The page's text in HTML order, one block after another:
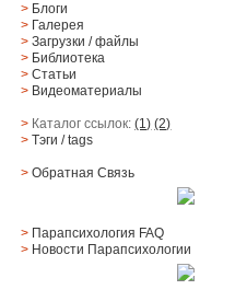
> Блоги
> Галерея
> Загрузки/файлы
> Библиотека
> Статьи
> Видеоматериалы
> Каталог ссылок:(1) (2)
> Тэги/ tags
> Обратная Cвязь
> Парапсихология FAQ
> Новости Парапсихологии